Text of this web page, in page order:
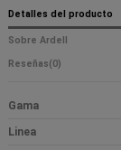
Detalles del producto
Sobre Ardell
Reseñas(0)
Gama
Linea